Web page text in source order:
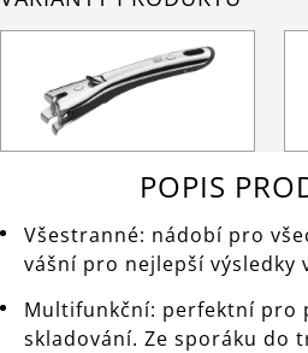
POPIS
Všestranné: nádobí pro
vášní pro nejlepší výsledky
Multifunkční: perfektní pro
skladování. Ze sporáku do